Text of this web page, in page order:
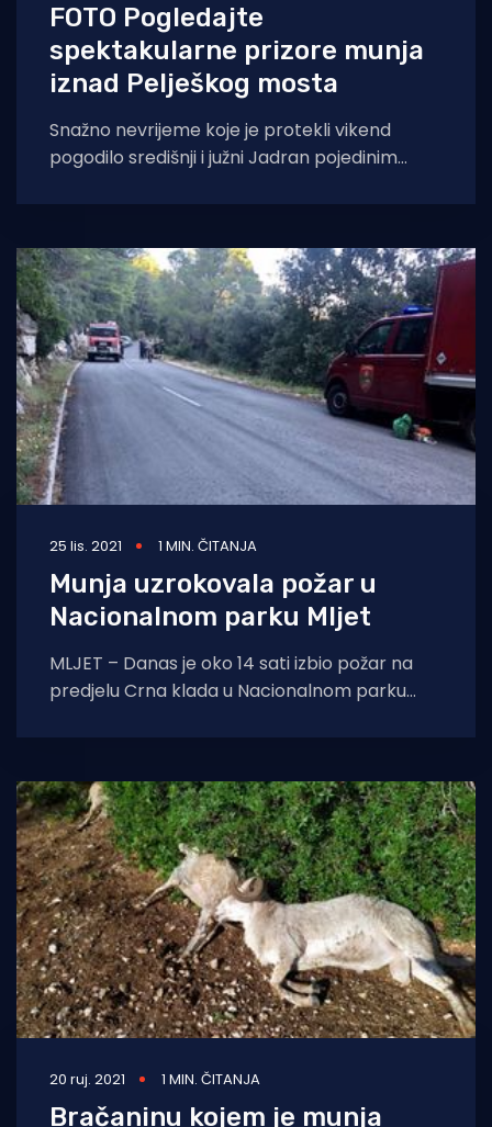
FOTO Pogledajte
spektakularne prizore munja
iznad Pelješkog mosta
Snažno nevrijeme koje je protekli vikend
pogodilo središnji i južni Jadran pojedinim
zbog čega
25 lis. 2021 1 MIN. ČITANJA
Munja uzrokovala požar u
Nacionalnom parku Mljet
MLJET – Danas je oko 14 sati izbio požar na
predjelu Crna klada u Nacionalnom parku
20 ruj. 2021 1 MIN. ČITANJA
Bračaninu kojem je munja